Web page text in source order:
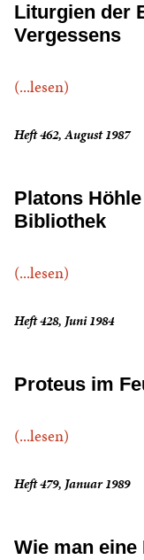
Liturgien der
Vergessens
(...lesen)
Heft 462, August 1987
Platons
Bibliothek
(...lesen)
Heft 428, Juni 1984
Proteus im
(...lesen)
Heft 479, Januar 1989
Wie man